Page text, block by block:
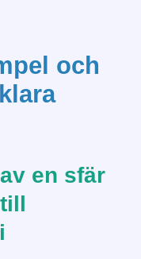
och
en sfär